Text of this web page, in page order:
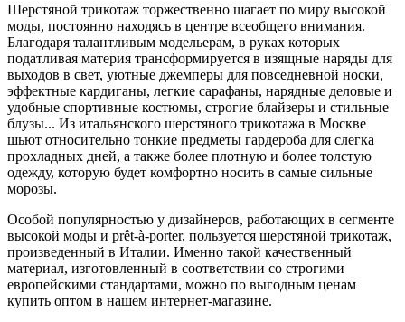
Шерстяной трикотаж торжественно шагает по миру высокой
моды, постоянно находясь в центре всеобщего внимания.
Благодаря талантливым модельерам, в руках которых
податливая материя трансформируется в изящные наряды для
выходов в свет, уютные джемперы для повседневной носки,
эффектные кардиганы, легкие сарафаны, нарядные деловые и
удобные спортивные костюмы, строгие блайзеры и стильные
блузы... Из итальянского шерстяного трикотажа в Москве
шьют относительно тонкие предметы гардероба для слегка
прохладных дней, а также более плотную и более толстую
одежду, которую будет комфортно носить в самые сильные
морозы.
Особой популярностью у дизайнеров, работающих в сегменте
высокой моды и prêt-à-porter, пользуется шерстяной трикотаж,
произведенный в Италии. Именно такой качественный
материал, изготовленный в соответствии со строгими
европейскими стандартами, можно по выгодным ценам
купить оптом в нашем интернет-магазине.